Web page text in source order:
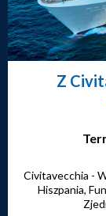
Z
Civitavecchia -
Hiszpania,